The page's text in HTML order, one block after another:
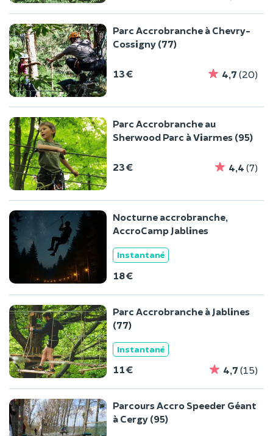
Parc Accrobranche à Chevry-
Cossigny (77)
13 € 4,7 (20)
Parc Accrobranche au
Sherwood Parc à Viarmes (95)
23 € 4,4 (7)
Nocturne accrobranche,
AccroCamp Jablines
Instantané
18 €
Parc Accrobranche à Jablines
(77)
Instantané
11 € 4,7 (15)
Parcours Accro Speeder Géant
à Cergy (95)